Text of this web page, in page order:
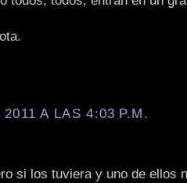
A LAS 4:03 P.M.
si los tuviera y uno de ellos